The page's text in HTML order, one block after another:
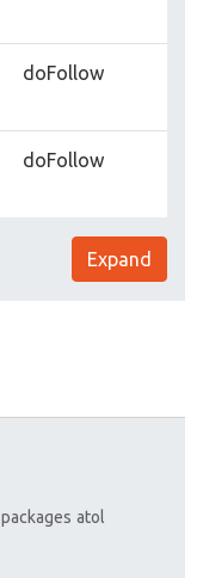
doFollow
doFollow
Expand
packages atol